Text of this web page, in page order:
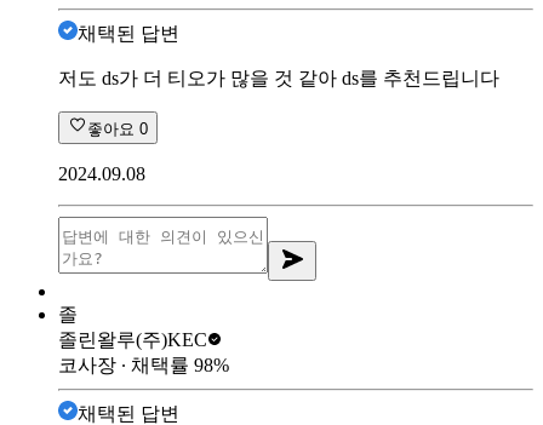
채택된 답변
저도 ds가 더 티오가 많을 것 같아 ds를 추천드립니다
좋아요 0
2024.09.08
졸
졸린왈루(주)KEC
코사장 ∙ 채택률 98%
채택된 답변